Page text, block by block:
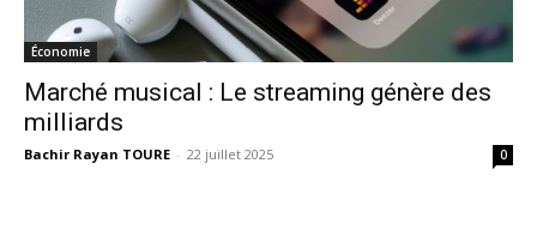
Économie
Marché musical : Le streaming génère des
milliards
Bachir Rayan TOURE - 22 juillet 2025 0